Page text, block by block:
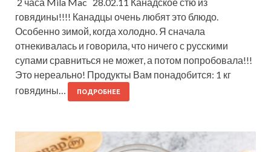
2 часа Mila Mac 28.02.11 Канадское стю из
говядины!!!! Канадцы очень любят это блюдо.
Особенно зимой, когда холодно. Я сначала
отнекивалась и говорила, что ничего с русскими
супами сравниться не может, а потом попробовала!!!
Это нереально! Продукты Вам понадобится: 1 кг
говядины…
ПОДРОБНЕЕ